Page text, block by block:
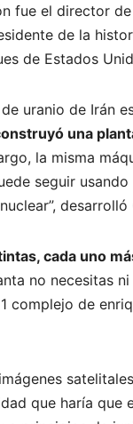
fue el director
de la
de Estados
uranio de Irán
una
la misma
seguir
desarrolló
cada uno
no necesitas
complejo de
que haría que